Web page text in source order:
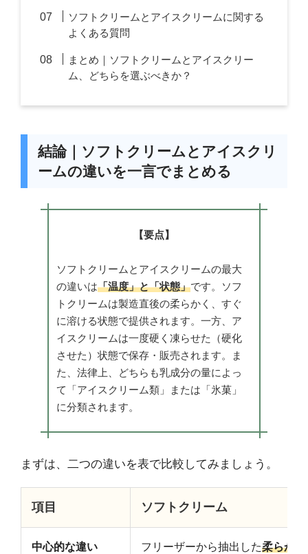
ソフトクリームとアイスクリームに関する
よくある質問
まとめ｜ソフトクリームとアイスクリー
ム、どちらを選ぶべきか？
結論｜ソフトクリームとアイスクリ
ームの違いを一言でまとめる
【要点】
ソフトクリームとアイスクリームの最大
の違いは「温度」と「状態」です。ソフ
トクリームは製造直後の柔らかく、すぐ
に溶ける状態で提供されます。一方、ア
イスクリームは一度硬く凍らせた（硬化
させた）状態で保存・販売されます。ま
た、法律上、どちらも乳成分の量によっ
て「アイスクリーム類」または「氷菓」
に分類されます。
まずは、二つの違いを表で比較してみましょう。
項目 ソフトクリーム
中心的な違い フリーザーから抽出した柔らか